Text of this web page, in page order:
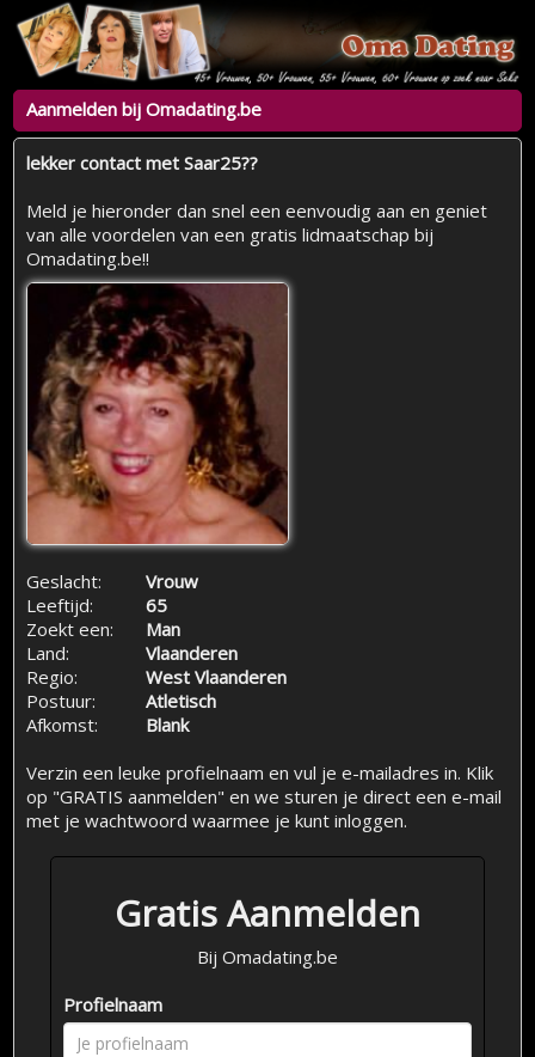
Aanmelden bij Omadating.be
lekker contact met Saar25??
Meld je hieronder dan snel een eenvoudig aan en geniet
van alle voordelen van een gratis lidmaatschap bij
Omadating.be!!
Geslacht:
Vrouw
Leeftijd:
65
Zoekt een:
Man
Land:
Vlaanderen
Regio:
West Vlaanderen
Postuur:
Atletisch
Afkomst:
Blank
Verzin een leuke profielnaam en vul je e-mailadres in. Klik
op "GRATIS aanmelden" en we sturen je direct een e-mail
met je wachtwoord waarmee je kunt inloggen.
Gratis Aanmelden
Bij Omadating.be
Profielnaam